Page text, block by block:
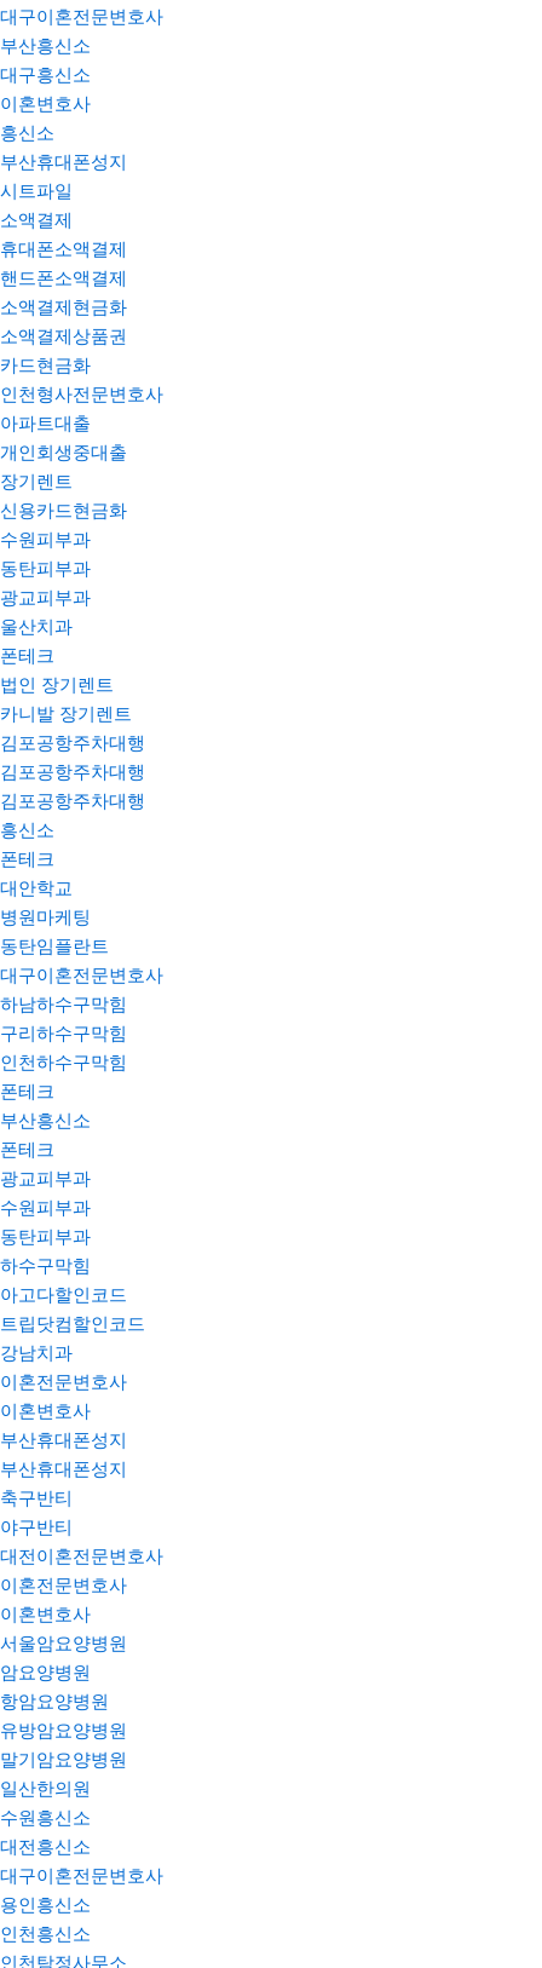
대구이혼전문변호사
부산흥신소
대구흥신소
이혼변호사
흥신소
부산휴대폰성지
시트파일
소액결제
휴대폰소액결제
핸드폰소액결제
소액결제현금화
소액결제상품권
카드현금화
인천형사전문변호사
아파트대출
개인회생중대출
장기렌트
신용카드현금화
수원피부과
동탄피부과
광교피부과
울산치과
폰테크
법인 장기렌트
카니발 장기렌트
김포공항주차대행
김포공항주차대행
김포공항주차대행
흥신소
폰테크
대안학교
병원마케팅
동탄임플란트
대구이혼전문변호사
하남하수구막힘
구리하수구막힘
인천하수구막힘
폰테크
부산흥신소
폰테크
광교피부과
수원피부과
동탄피부과
하수구막힘
아고다할인코드
트립닷컴할인코드
강남치과
이혼전문변호사
이혼변호사
부산휴대폰성지
부산휴대폰성지
축구반티
야구반티
대전이혼전문변호사
이혼전문변호사
이혼변호사
서울암요양병원
암요양병원
항암요양병원
유방암요양병원
말기암요양병원
일산한의원
수원흥신소
대전흥신소
대구이혼전문변호사
용인흥신소
인천흥신소
인천탐정사무소